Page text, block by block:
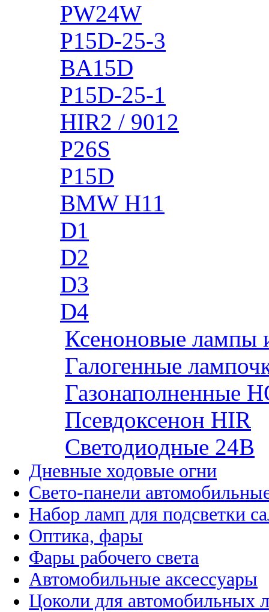
PW24W
P15D-25-3
BA15D
P15D-25-1
HIR2 / 9012
P26S
P15D
BMW H11
D1
D2
D3
D4
Ксеноновые лампы
Галогенные
Газонаполненные
Псевдоксенон HIR
Cветодиодные 24B
Дневные ходовые огни
Свето-панели
Набор ламп для подсветки
Оптика, фары
Фары рабочего света
Автомобильные аксессуары
Цоколи для автомобильных